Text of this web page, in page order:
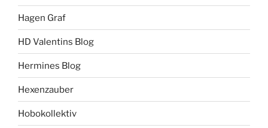
Hagen Graf
HD Valentins Blog
Hermines Blog
Hexenzauber
Hobokollektiv